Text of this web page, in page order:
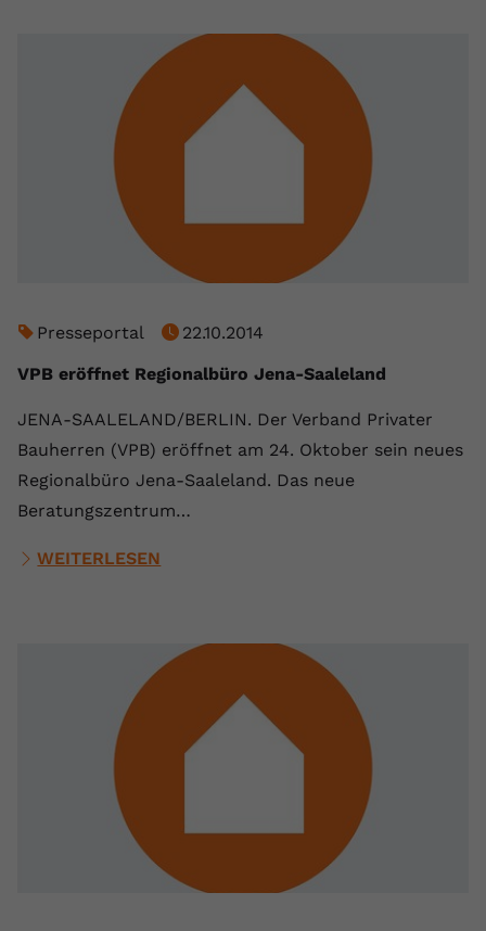
Presseportal
22.10.2014
VPB eröffnet Regionalbüro Jena-Saaleland
JENA-SAALELAND/BERLIN. Der Verband Privater
Bauherren (VPB) eröffnet am 24. Oktober sein neues
Regionalbüro Jena-Saaleland. Das neue
Beratungszentrum…
WEITERLESEN